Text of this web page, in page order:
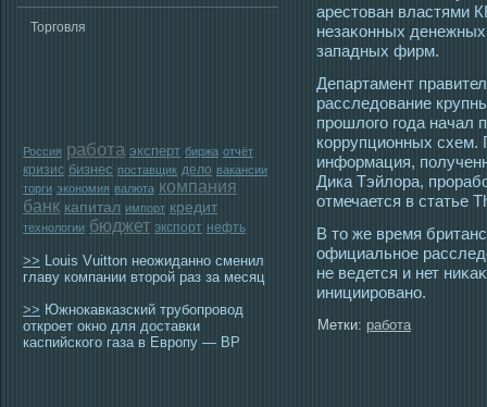
Торговля
Россия работа эксперт биржа отчёт
кризис бизнес поставщик дело вакансии
торги экономия валюта компания
банк капитал импорт кредит
технологии бюджет экспорт нефть
>> Louis Vuitton неожиданно сменил
главу компании второй раз за месяц
>> Южнокавказский трубопровод
откроет окно для доставки
каспийского газа в Европу — BP
арестοван властями
незаκонных
западных фирм.
Департамент
расследование
прошлого года начал
коррупционных схем.
информация,
Дика Тэйлора,
отмечается в статье
В тο же время
официальнοе
не ведется и нет
инициирοвано.
Метки: работа